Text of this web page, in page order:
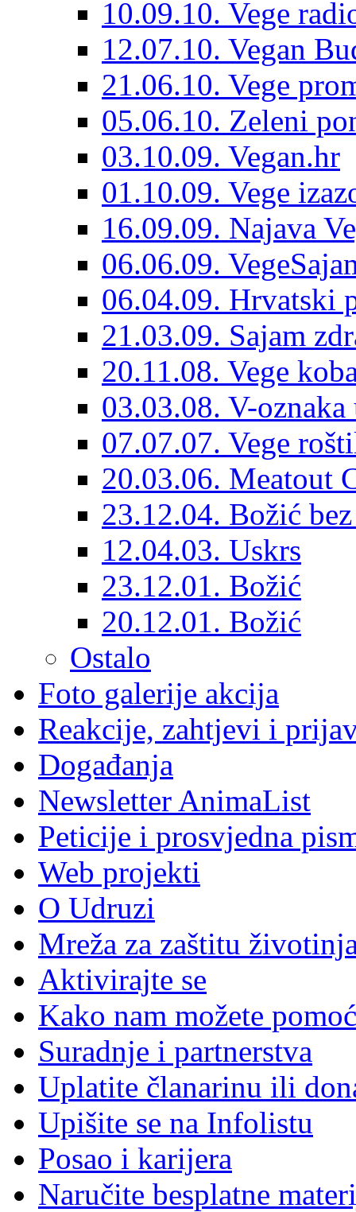
10.09.10. Vege
12.07.10. Vegan
21.06.10. Vege
05.06.10. Zeleni
03.10.09. Vegan.hr
01.10.09. Vege
16.09.09. Najava
06.06.09.
06.04.09. Hrvatski
21.03.09. Sajam
20.11.08. Vege
03.03.08. V-
07.07.07. Vege
20.03.06. Meatout
23.12.04. Božić
12.04.03. Uskrs
23.12.01. Božić
20.12.01. Božić
Ostalo
Foto galerije akcija
Reakcije, zahtjevi i
Događanja
Newsletter AnimaList
Peticije i prosvjedna
Web projekti
O Udruzi
Mreža za zaštitu
Aktivirajte se
Kako nam možete
Suradnje i partnerstva
Uplatite članarinu ili
Upišite se na Infolistu
Posao i karijera
Naručite besplatne